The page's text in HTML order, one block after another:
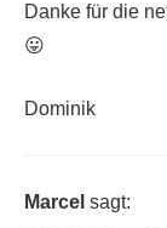
Danke für die
😛
Dominik
Marcel sagt: